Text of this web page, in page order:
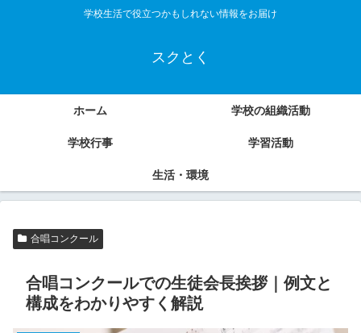
学校生活で役立つかもしれない情報をお届け
スクとく
ホーム 学校の組織活動
学校行事 学習活動
生活・環境
合唱コンクール
合唱コンクールでの生徒会長挨拶｜例文と
構成をわかりやすく解説